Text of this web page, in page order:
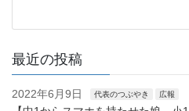
最近の投稿
2022年6月9日 代表のつぶやき 広報